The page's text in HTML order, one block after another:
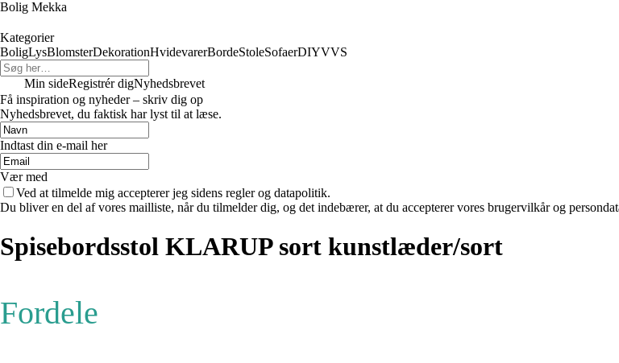
Bolig Mekka
Kategorier
BoligLysBlomsterDekorationHvidevarerBordeStoleSofaerDIYVVS
Min sideRegistrér digNyhedsbrevet
Få inspiration og nyheder – skriv dig op
Nyhedsbrevet, du faktisk har lyst til at læse.
Indtast din e-mail her
Vær med
Ved at tilmelde mig accepterer jeg sidens regler og datapolitik.
Du bliver en del af vores mailliste, når du tilmelder dig, og det indebærer, at du accepterer vores brugervilkår og
Spisebordsstol KLARUP sort kunstlæder/sort
Fordele